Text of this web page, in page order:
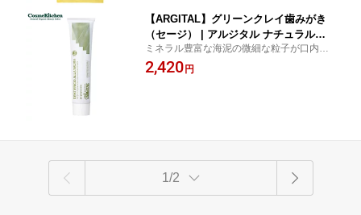
【ARGITAL】グリーンクレイ歯みがき
（セージ） | アルジタル ナチュラルコ
スメ オーラルケア 歯磨き粉 100％天然
成分 無添加 口臭 口臭ケア 歯みがき粉
ミネラル豊富な海泥の微細な粒子が口内の
汚れを吸着する、100％天然成分の歯磨き
粉。
2,420円
1/2